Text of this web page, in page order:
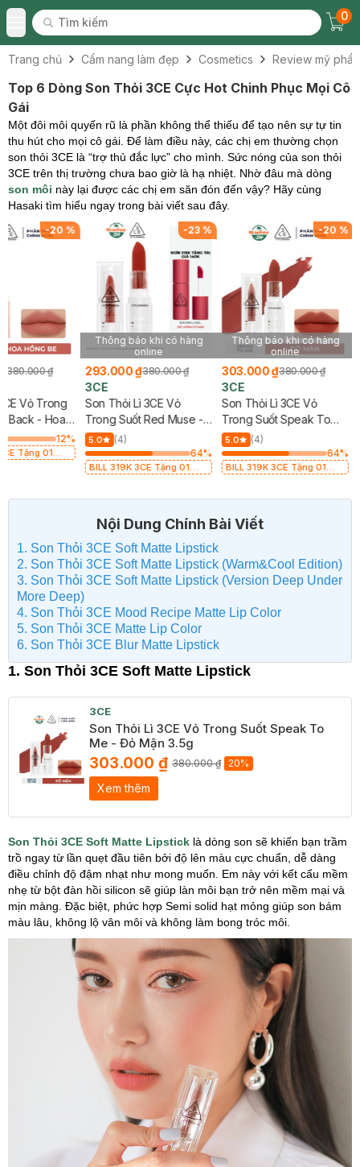
Toggle Menu
Tìm kiếm
Tìm kiếm
0
Trang chủ Cẩm nang làm đẹp Cosmetics Review mỹ
Top 6 Dòng Son Thỏi 3CE Cực Hot Chinh Phục Mọi Cô
Gái
Một đôi môi quyến rũ là phần không thể thiếu để tạo nên sự tự tin
thu hút cho mọi cô gái. Để làm điều này, các chị em thường chọn
son thỏi 3CE là “trợ thủ đắc lực” cho mình. Sức nóng của son thỏi
3CE trên thị trường chưa bao giờ là hạ nhiệt. Nhờ đâu mà dòng
son môi này lại được các chị em săn đón đến vậy? Hãy cùng
Hasaki tìm hiểu ngay trong bài viết sau đây.
-20%
380.000 ₫
Vỏ Trong
Back - Hoa
12%
Tặng 01
-23%
Thông báo khi có hàng
online
293.000 ₫380.000 ₫
3CE
Son Thỏi Lì 3CE Vỏ
Trong Suốt Red Muse -
Đỏ Tươi 3.5g
5.0
(4)
64%
BILL 319K 3CE Tặng 01
-20%
Thông báo khi có hàng
online
303.000 ₫380.000 ₫
3CE
Son Thỏi Lì 3CE Vỏ
Trong Suốt Speak To
Me - Đỏ Mận 3.5g
5.0
(4)
64%
BILL 319K 3CE Tặng 01
Nội Dung Chính Bài Viết
1. Son Thỏi 3CE Soft Matte Lipstick
2. Son Thỏi 3CE Soft Matte Lipstick (Warm&Cool Edition)
3. Son Thỏi 3CE Soft Matte Lipstick (Version Deep Under
More Deep)
4. Son Thỏi 3CE Mood Recipe Matte Lip Color
5. Son Thỏi 3CE Matte Lip Color
6. Son Thỏi 3CE Blur Matte Lipstick
1. Son Thỏi 3CE Soft Matte Lipstick
3CE
Son Thỏi Lì 3CE Vỏ Trong Suốt Speak To
Me - Đỏ Mận 3.5g
303.000 ₫ 380.000 ₫ 20%
Xem thêm
Son Thỏi 3CE Soft Matte Lipstick là dòng son sẽ khiến bạn trầm
trồ ngay từ lần quẹt đầu tiên bởi độ lên màu cực chuẩn, dễ dàng
điều chỉnh độ đậm nhạt như mong muốn. Em này với kết cấu mềm
nhẹ từ bột đàn hồi silicon sẽ giúp làn môi bạn trở nên mềm mại và
mịn màng. Đặc biệt, phức hợp Semi solid hạt mỏng giúp son bám
màu lâu, không lộ vân môi và không làm bong tróc môi.